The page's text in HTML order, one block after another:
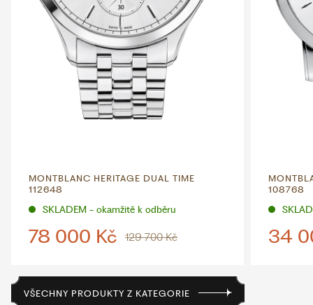
MONTBLANC HERITAGE DUAL TIME
112648
SKLADEM - okamžitě k odběru
78 000 Kč 129 700 Kč
108768
34
VŠECHNY PRODUKTY Z KATEGORIE